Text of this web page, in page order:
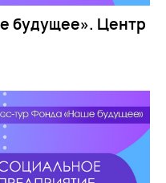
будущее». Центр